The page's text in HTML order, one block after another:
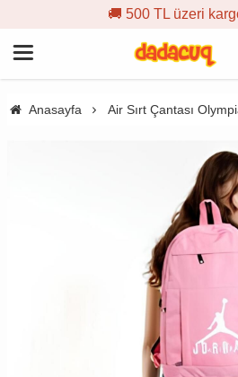
🚚 500 TL üzeri
Anasayfa Air Sırt Çantası